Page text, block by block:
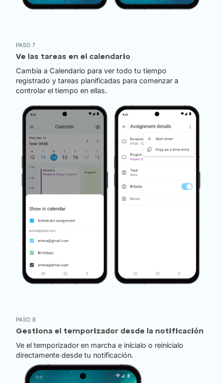
PASO 7
Ve las tareas en el calendario
Cambia a Calendario para ver todo tu tiempo
registrado y tareas planificadas para comenzar a
controlar el tiempo en ellas.
PASO 8
Gestiona el temporizador desde la notificación
Ve el temporizador en marcha e inícialo o reinícialo
directamente desde tu notificación.